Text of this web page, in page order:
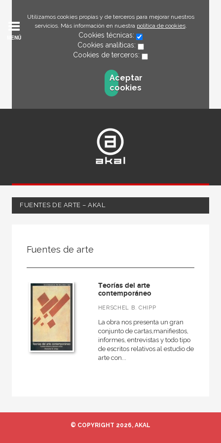
Utilizamos cookies propias y de terceros para mejorar nuestros
servicios. Más información en nuestra política de cookies.
Cookies técnicas:
Cookies analíticas:
Cookies de terceros:
Aceptar
cookies
MENÚ
FUENTES DE ARTE – AKAL
Ciencias humanas y sociales
Filosofía
General
Estética
Fuentes de arte
Teorías del arte
contemporáneo
HERSCHEL B. CHIPP
La obra nos presenta un gran
conjunto de cartas,manifiestos,
informes, entrevistas y todo tipo
de escritos relativos al estudio del
arte con...
© COPYRIGHT 2026, AKAL